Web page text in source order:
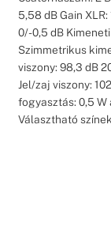
5,58 dB Gain XLR:
0/-0,5 dB
Szimmetrikus
viszony: 98,3 dB
Jel/zaj viszony:
fogyasztás: 0,5
Választható